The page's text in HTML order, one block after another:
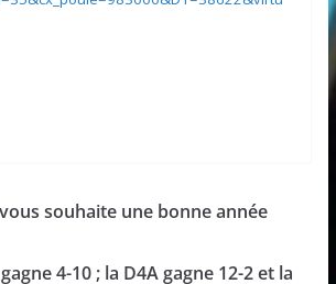
souhaite une bonne année
4-10 ; la D4A gagne 12-2 et la